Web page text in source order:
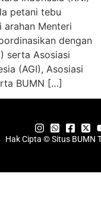
petani tebu
arahan Menteri
dengan
serta Asosiasi
(AGI), Asosiasi
BUMN […]
Hak Cipta © Situs BUMN